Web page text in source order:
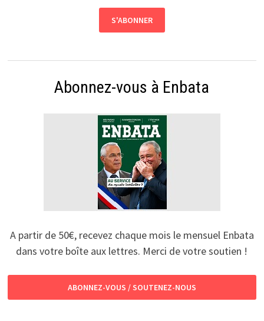
Abonnez-vous à Enbata
A partir de 50€, recevez chaque mois le mensuel Enbata
dans votre boîte aux lettres. Merci de votre soutien !
ABONNEZ-VOUS / SOUTENEZ-NOUS